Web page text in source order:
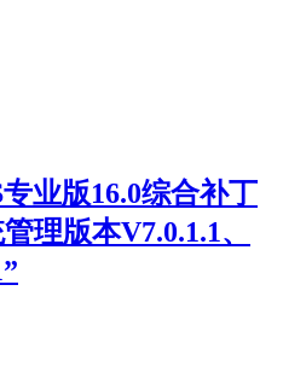
业版16.0综合补丁
理版本V7.0.1.1、